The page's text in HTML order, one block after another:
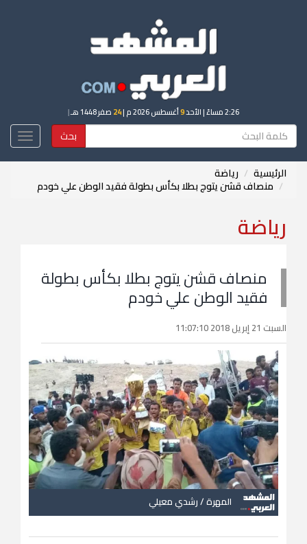
2:26 مساءً | الأحد9أغسطس 2026 م | 24 صفر 1448 هـ |
بحث
الرئيسية رياضة
منصاف قشن يتوج بطلا بكأس بطولة فقيد الوطن علي خودم
رياضة
منصاف قشن يتوج بطلا بكأس بطولة
فقيد الوطن علي خودم
السبت 21 إبريل 2018 11:07:10
المهرة / رشدي معيلي